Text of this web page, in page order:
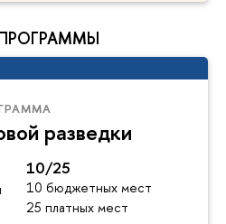
разведки
10/25
10 бюджетных мест
25 платных мест